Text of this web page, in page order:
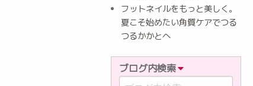
フットネイルをもっと美しく。
夏こそ始めたい角質ケアでつる
つるかかとへ
ブログ内検索